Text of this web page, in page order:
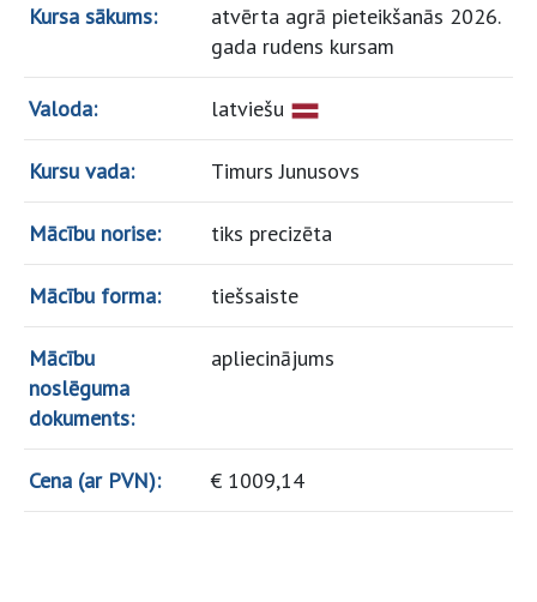
Kursa sākums:
atvērta agrā pieteikšanās 2026.
gada rudens kursam
Valoda: latviešu
Kursu vada: Timurs Junusovs
Mācību norise: tiks precizēta
Mācību forma: tiešsaiste
Mācību
noslēguma
dokuments:
apliecinājums
Cena (ar PVN): €1009,14